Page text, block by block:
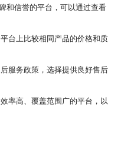
和信誉的平台，可以通过查看
台上比较相同产品的价格和质
服务政策，选择提供良好售后
率高、覆盖范围广的平台，以